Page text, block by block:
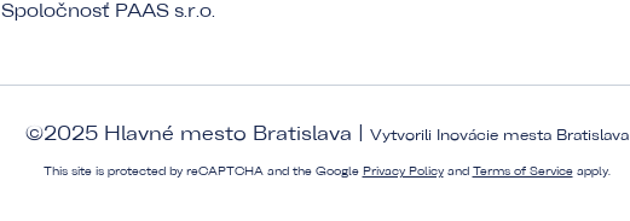
Spoločnosť PAAS s.r.o.
©2025 Hlavné mesto Bratislava | Vytvorili Inovácie mesta Bratislava
This site is protected by reCAPTCHA and the Google Privacy Policyand Terms of Serviceapply.